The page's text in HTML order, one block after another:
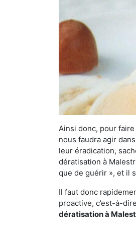
Ainsi donc, pour
nous faudra agir
leur éradication,
dératisation à
que de guérir », et il
Il faut donc
proactive, c’est-à-
dératisation à